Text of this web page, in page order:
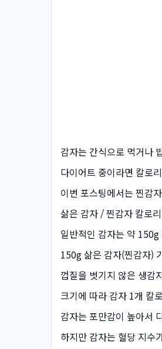
감자는 간식으로 먹거나
다이어트 중이라면 칼로
이번 포스팅에서는 찐감
삶은 감자 / 찐감자 칼로리
일반적인 감자는 약
150g 삶은 감자(찐감자)
껍질을 벗기지 않은 생감
크기에 따라 감자 1개 칼
감자는 포만감이 높아서
하지만 감자는 혈당 지수